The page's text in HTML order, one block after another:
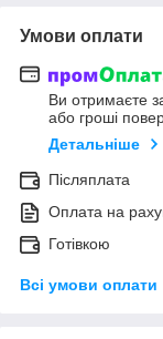
Умови оплати
Ви отримаєте
або гроші
Детальніше
Післяплата
Оплата на
Готівкою
Всі умови оплати